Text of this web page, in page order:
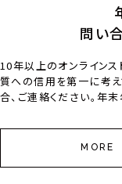
問い
10年以上のオンライン
質への信用を第一に考え
合、ご連絡ください。年
MORE